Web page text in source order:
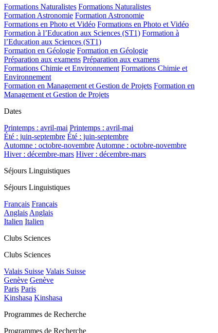
Formations Naturalistes Formations Naturalistes
Formation Astronomie Formation Astronomie
Formations en Photo et Vidéo Formations en Photo et Vidéo
Formation à l’Education aux Sciences (ST1) Formation à
l’Education aux Sciences (ST1)
Formation en Géologie Formation en Géologie
Préparation aux examens Préparation aux examens
Formations Chimie et Environnement Formations Chimie et
Environnement
Formation en Management et Gestion de Projets Formation en
Management et Gestion de Projets
Dates
Printemps : avril-mai Printemps : avril-mai
Été : juin-septembre Été : juin-septembre
Automne : octobre-novembre Automne : octobre-novembre
Hiver : décembre-mars Hiver : décembre-mars
Séjours Linguistiques
Séjours Linguistiques
Français Français
Anglais Anglais
Italien Italien
Clubs Sciences
Clubs Sciences
Valais Suisse Valais Suisse
Genève Genève
Paris Paris
Kinshasa Kinshasa
Programmes de Recherche
Programmes de Recherche